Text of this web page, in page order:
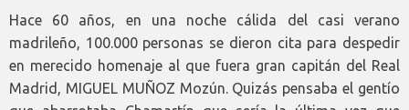
Hace 60 años, en una noche cálida del casi verano
madrileño, 100.000 personas se dieron cita para despedir
en merecido homenaje al que fuera gran capitán del Real
Madrid, MIGUEL MUÑOZ Mozún. Quizás pensaba el gentío